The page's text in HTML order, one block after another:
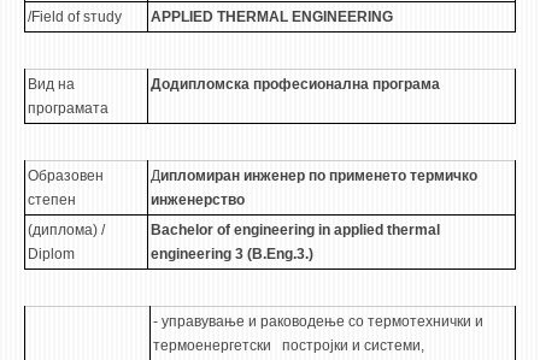
АКТИ
АНКЕТИ И САМОЕВАЛУАЦИИ
ЗАВРШНИ СМЕТКИ
ТЕЛЕФОНСКИ ИМЕНИК
ИЗВЕСТУВАЊА
/Field of sтudy APPLIED THERMAL ENGINEERING
Вид на
програмата
Додипломска професионална програма
Образовен
степен
Дипломиран инженер по применето термичко
инженерство
(диплома) /
Diplom
Bachelor of engineering in applied thermal
engineering 3 (B.Eng.3.)
- управување и раководење со термотехнички и
термоенергетски постројки и системи,